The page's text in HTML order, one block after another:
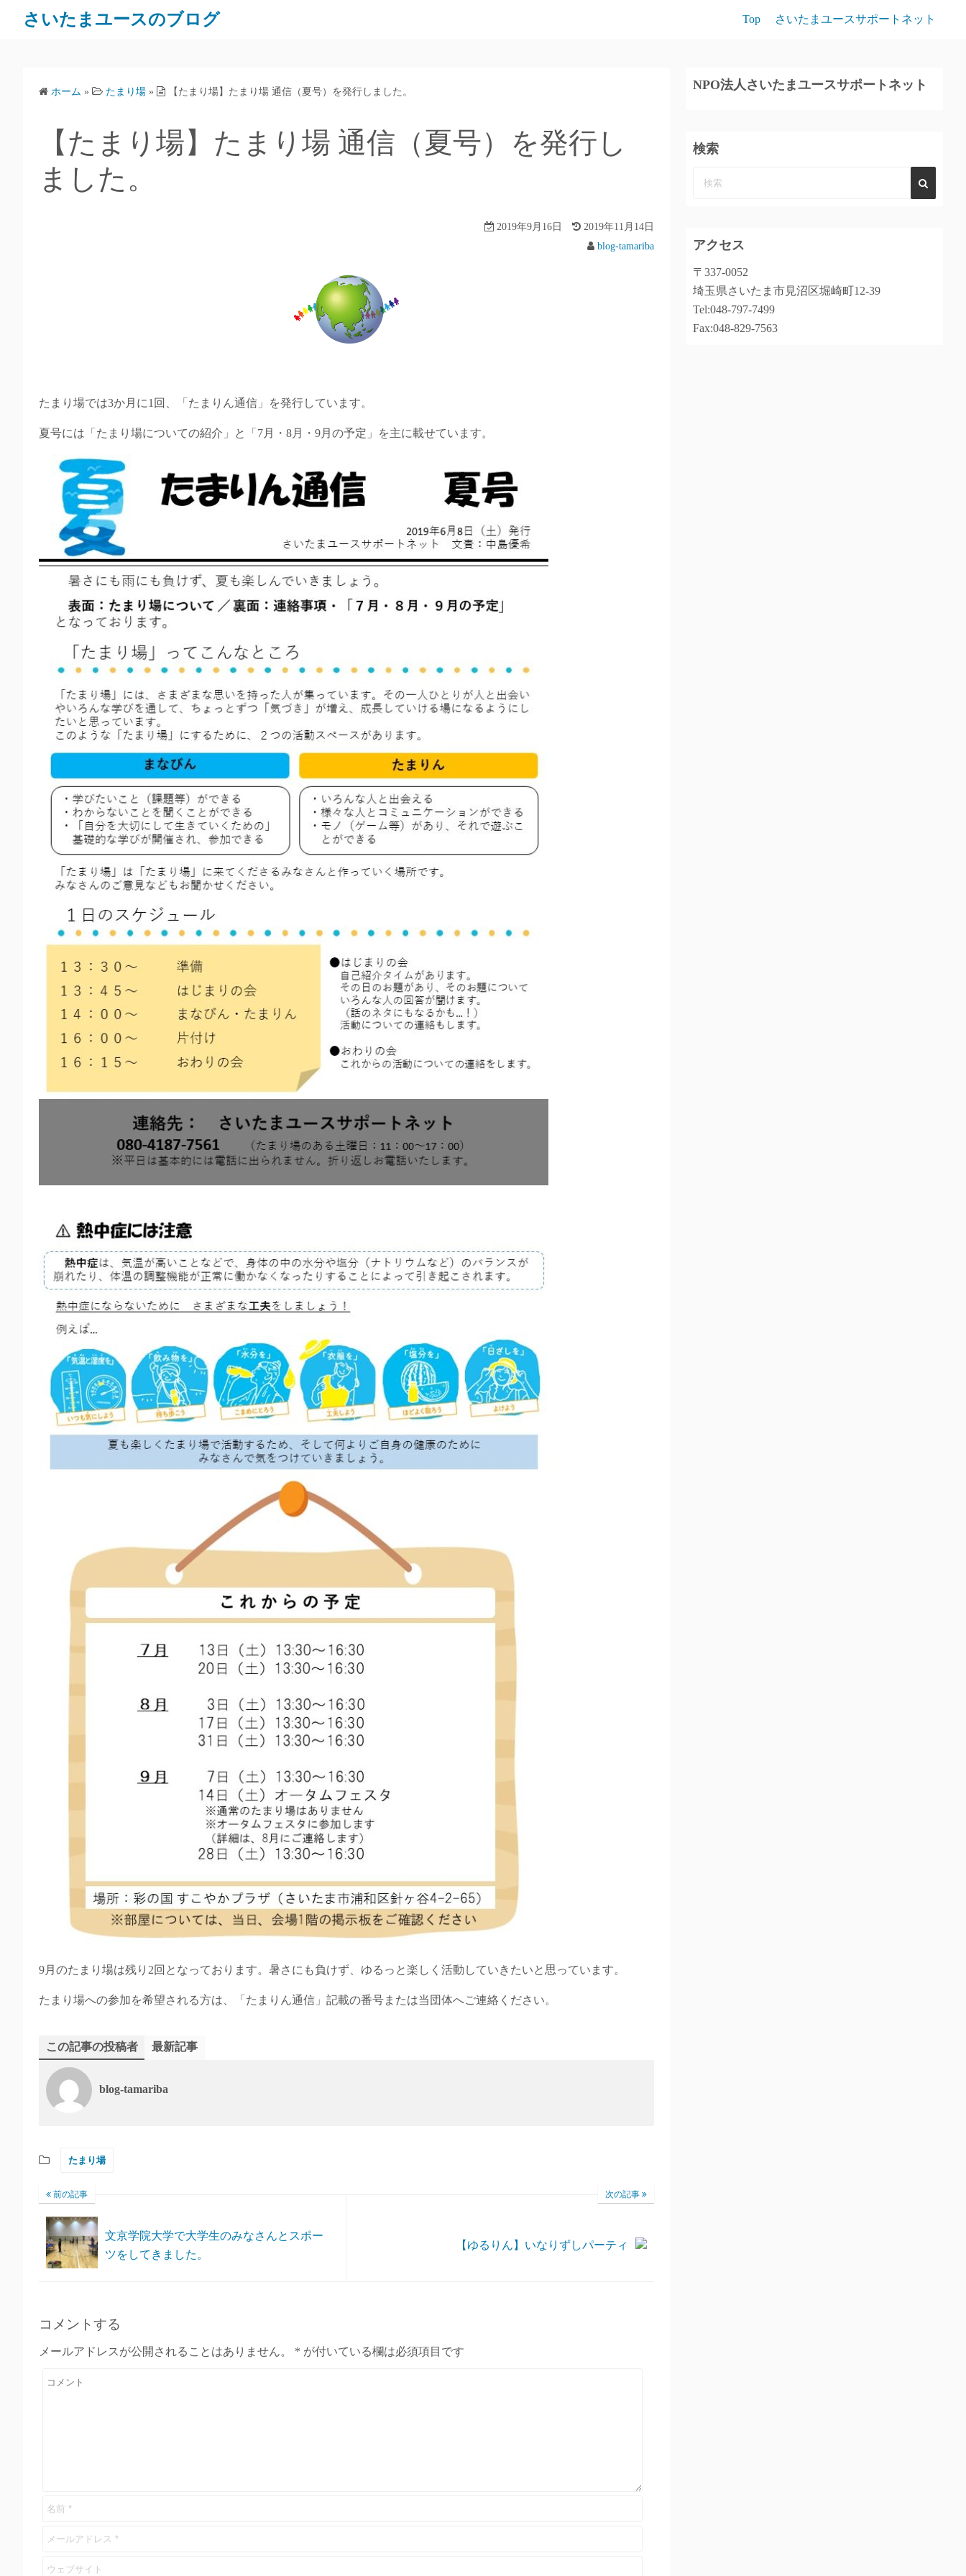
さいたまユースのブログ Top さいたまユースサポートネット
ホーム » たまり場 » 【たまり場】たまり場 通信（夏号）を発行しました。
【たまり場】たまり場 通信（夏号）を発行し
ました。
2019年9月16日
2019年11月14日
blog-tamariba
たまり場では3か月に1回、「たまりん通信」を発行しています。
夏号には「たまり場についての紹介」と「7月・8月・9月の予定」を主に載せています。
9月のたまり場は残り2回となっております。暑さにも負けず、ゆるっと楽しく活動していきたいと思っています。
たまり場への参加を希望される方は、「たまりん通信」記載の番号または当団体へご連絡ください。
この記事の投稿者 最新記事
blog-tamariba
たまり場
前の記事
文京学院大学で大学生のみなさんとスポー
ツをしてきました。
次の記事
【ゆるりん】いなりずしパーティ
コメントする
メールアドレスが公開されることはありません。 * が付いている欄は必須項目です
NPO法人さいたまユースサポートネット
検索
アクセス
〒337-0052
埼玉県さいたま市見沼区堀崎町12-39
Tel:048-797-7499
Fax:048-829-7563